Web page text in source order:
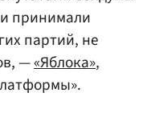
принимали
партий, не
—«Яблока»,